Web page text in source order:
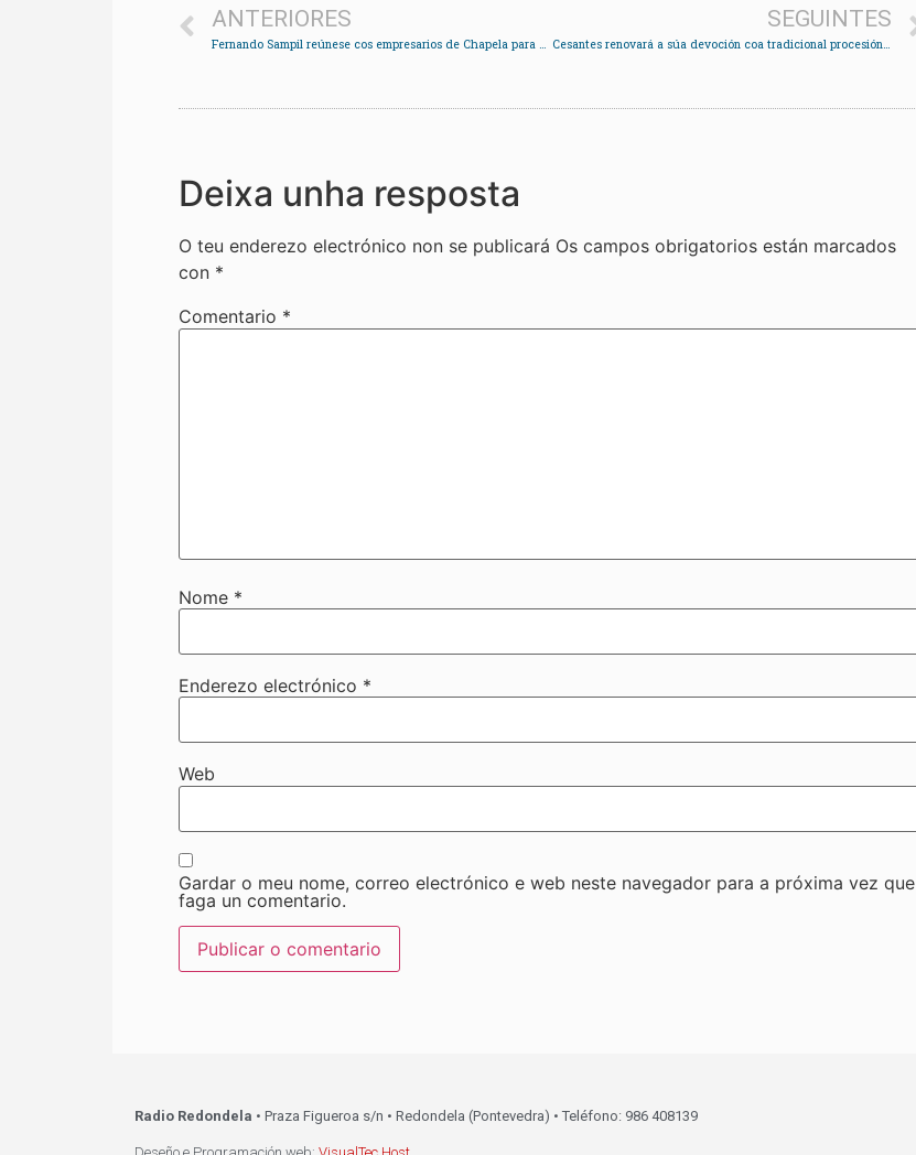
ANTERIORES
Fernando Sampil reúnese cos empresarios de Chapela para definir un plan para a parroquia
SEGUINTES
Cesantes renovará a súa devoción coa tradicional procesión marítima pola enseada
Deixa unha resposta
O teu enderezo electrónico non se publicará Os campos obrigatorios están marcados
con *
Comentario *
Nome *
Enderezo electrónico *
Web
Gardar o meu nome, correo electrónico e web neste navegador para a próxima vez que
faga un comentario.
Radio Redondela • Praza Figueroa s/n • Redondela (Pontevedra) • Teléfono: 986 408139